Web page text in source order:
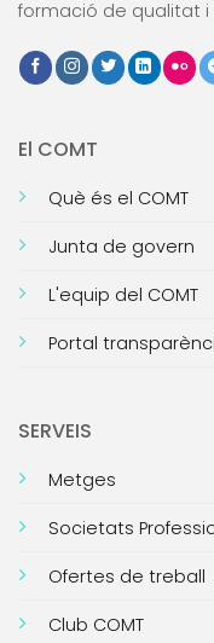
formació de qualitat
El COMT
Què és el COMT
Junta de govern
L'equip del COMT
Portal
SERVEIS
Metges
Societats
Ofertes de treball
Club COMT